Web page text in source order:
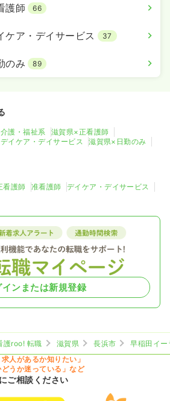
護師 66
ケア・デイサービス 37
のみ 89
護・福祉系
滋賀県×正看護師
イケア・デイサービス 滋賀県×日勤のみ
看護師 准看護師
デイケア・デイサービス
インまたは新規登録
護roo! 転職 滋賀県 長浜市
早稲田イ
求人があるか知りたい」
どうか迷っている」など
ご相談ください